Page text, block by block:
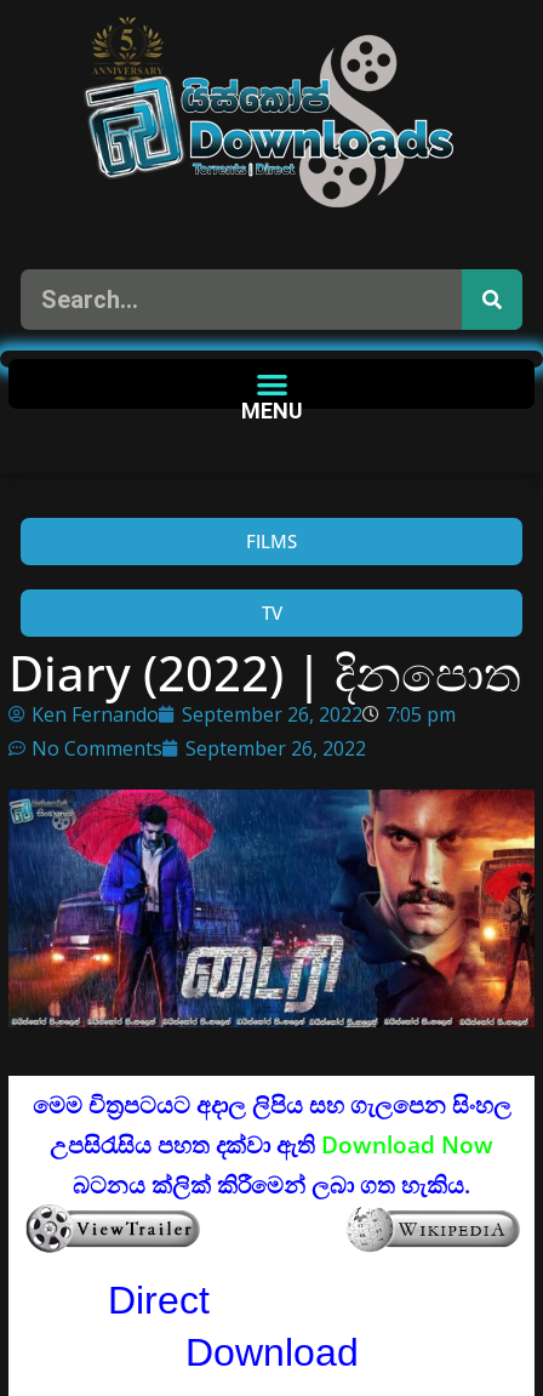
MENU
FILMS
TV
Diary (2022) | දිනපොත
Ken Fernando September 26, 2022
7:05 pm
No Comments
September 26, 2022
මෙම චිත්‍රපටයට අදාල ලිපිය සහ ගැලපෙන සිංහල
උපසිරැසිය පහත දක්වා ඇති Download Now
බටනය ක්ලික් කිරීමෙන් ලබා ගත හැකිය.
Direct
Download